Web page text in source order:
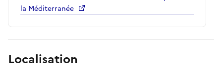
la Méditerranée
Localisation